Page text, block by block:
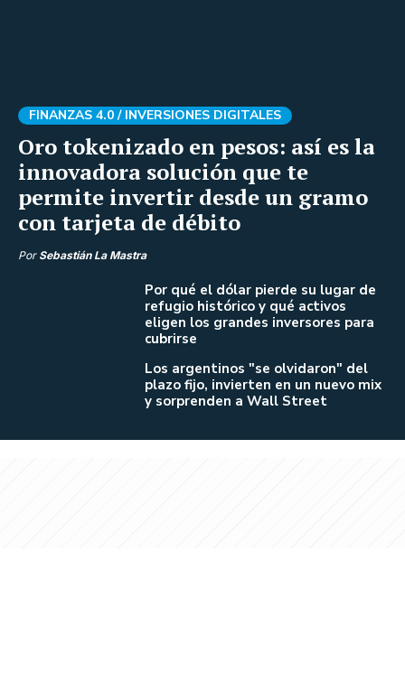
Oro tokenizado en pesos: así es la
innovadora solución que te
permite invertir desde un gramo
con tarjeta de débito
FINANZAS 4.0 / INVERSIONES DIGITALES
Por Sebastián La Mastra
Por qué el dólar pierde su lugar de
refugio histórico y qué activos
eligen los grandes inversores para
cubrirse
Los argentinos "se olvidaron" del
plazo fijo, invierten en un nuevo mix
y sorprenden a Wall Street